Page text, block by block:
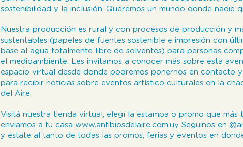
sostenibilidad y la inclusión. Queremos un mundo donde nadie
Nuestra producción es rural y con procesos de producción y
sustentables (papeles de fuentes sostenible e impresión con
base al agua totalmente libre de solventes) para personas
el medioambiente. Les invitamos a conocer más sobre esta
espacio virtual desde donde podremos ponernos en contacto
para recibir noticias sobre eventos artístico culturales en la
del Aire.
Visitá nuestra tienda virtual, elegí la estampa o promo que más
enviamos a tu casa www.anfibiosdelaire.com.uy Seguinos en
y estate al tanto de todas las promos, ferias y eventos en